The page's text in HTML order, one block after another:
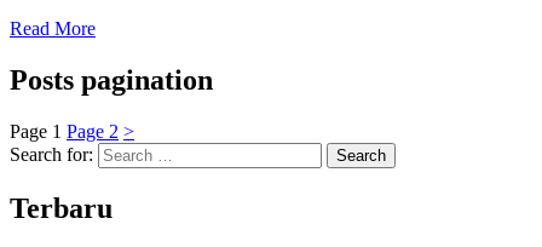
Read More
Posts pagination
Page 1 Page 2 >
Search for:
Terbaru